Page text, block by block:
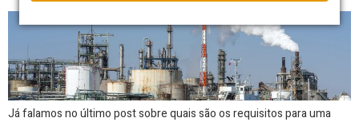
Já falamos no último post sobre quais são os requisitos para uma